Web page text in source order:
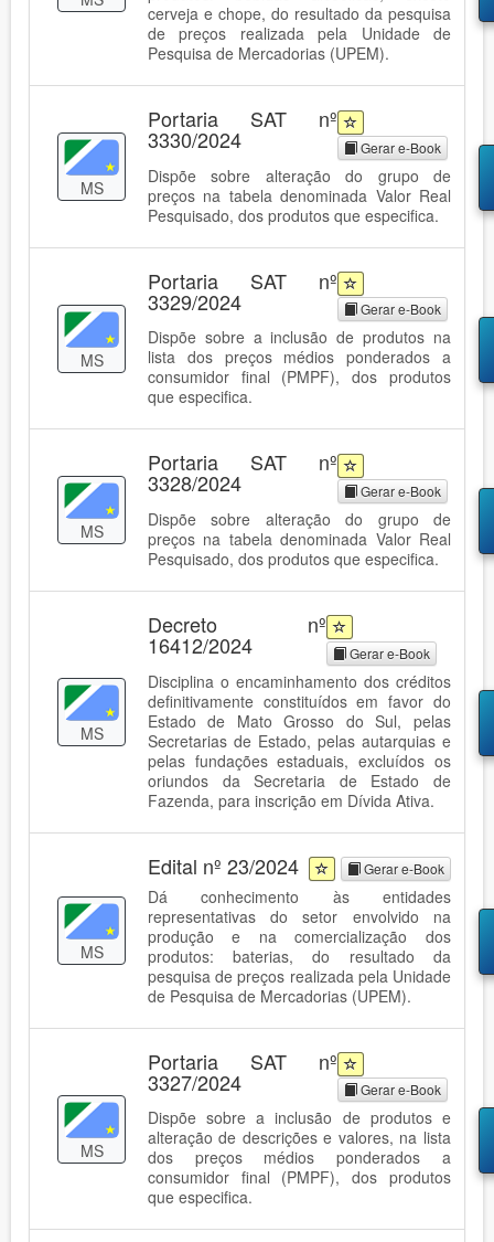
cerveja e chope, do resultado da pesquisa
de preços realizada pela Unidade de
Pesquisa de Mercadorias (UPEM).
MS
Portaria SAT nº
3330/2024 Gerar e-Book
Dispõe sobre alteração do grupo de
preços na tabela denominada Valor Real
Pesquisado, dos produtos que especifica.
MS
Portaria SAT nº
3329/2024 Gerar e-Book
Dispõe sobre a inclusão de produtos na
lista dos preços médios ponderados a
consumidor final (PMPF), dos produtos
que especifica.
MS
Portaria SAT nº
3328/2024 Gerar e-Book
Dispõe sobre alteração do grupo de
preços na tabela denominada Valor Real
Pesquisado, dos produtos que especifica.
MS
Decreto nº
16412/2024 Gerar e-Book
Disciplina o encaminhamento dos créditos
definitivamente constituídos em favor do
Estado de Mato Grosso do Sul, pelas
Secretarias de Estado, pelas autarquias e
pelas fundações estaduais, excluídos os
oriundos da Secretaria de Estado de
Fazenda, para inscrição em Dívida Ativa.
MS
Edital nº 23/2024 Gerar e-Book
Dá conhecimento às entidades
representativas do setor envolvido na
produção e na comercialização dos
produtos: baterias, do resultado da
pesquisa de preços realizada pela Unidade
de Pesquisa de Mercadorias (UPEM).
MS
Portaria SAT nº
3327/2024 Gerar e-Book
Dispõe sobre a inclusão de produtos e
alteração de descrições e valores, na lista
dos preços médios ponderados a
consumidor final (PMPF), dos produtos
que especifica.